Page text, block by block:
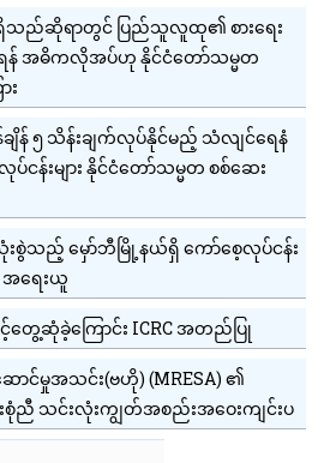
သည်ဆိုရာတွင် ပြည်သူလူထု၏ စားရေး
ေရန် အဓိကလိုအပ်ဟု နိုင်ငံတော်သမ္မတ
း
ျိန် ၅ သိန်းချက်လုပ်နိုင်မည့် သံလျင်ရေနံ
န်းများ နိုင်ငံတော်သမ္မတ စစ်ဆေး
းစွဲသည့် မှော်ဘီမြို့နယ်ရှိ ကော်စေ့လုပ်ငန်း
ရေးယူ
တွေ့ဆုံခဲ့ကြောင်း ICRC အတည်ပြု
ဆောင်မှုအသင်း(ဗဟို) (MRESA) ၏
သင်းလုံးကျွတ်အစည်းအဝေးကျင်းပ